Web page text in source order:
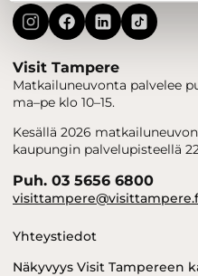
Visit Tampere
Matkailuneuvonta palvelee
ma–pe klo 10–15.
Kesällä 2026
kaupungin palvelupisteellä
Puh. 03 5656 6800
Yhteystiedot
Näkyvyys Visit Tampereen